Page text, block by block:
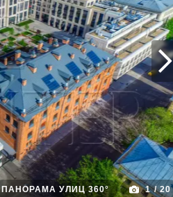
1/20
ПАНОРАМА УЛИЦ 360°